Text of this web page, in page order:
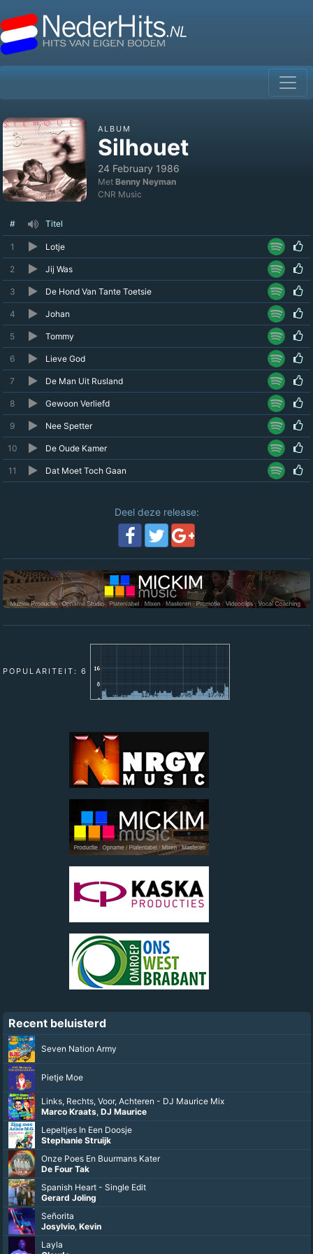
ALBUM
Silhouet
24 February 1986
Met Benny Neyman
CNR Music
# Titel
1 Lotje
2 Jij Was
3 De Hond Van Tante Toetsie
4 Johan
5 Tommy
6 Lieve God
7 De Man Uit Rusland
8 Gewoon Verliefd
9 Nee Spetter
10 De Oude Kamer
11 Dat Moet Toch Gaan
Deel deze release:
POPULARITEIT: 6
Recent beluisterd
Seven Nation Army
Pietje Moe
Links, Rechts, Voor, Achteren - DJ Maurice Mix
Marco Kraats, DJ Maurice
Lepeltjes In Een Doosje
Stephanie Struijk
Onze Poes En Buurmans Kater
De Four Tak
Spanish Heart - Single Edit
Gerard Joling
Señorita
Josylvio, Kevin
Layla